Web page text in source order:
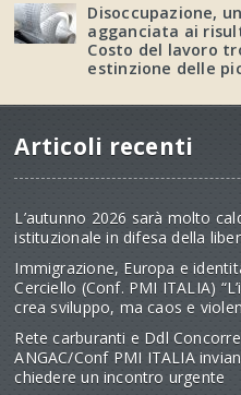
Disoccupazione,
agganciata ai
Costo del lavoro
estinzione delle
Articoli recenti
L’autunno 2026 sarà molto
istituzionale in difesa della
Immigrazione, Europa e
Cerciello (Conf. PMI ITALIA)
crea sviluppo, ma caos e
Rete carburanti e Ddl
ANGAC/Conf PMI ITALIA
chiedere un incontro urgente